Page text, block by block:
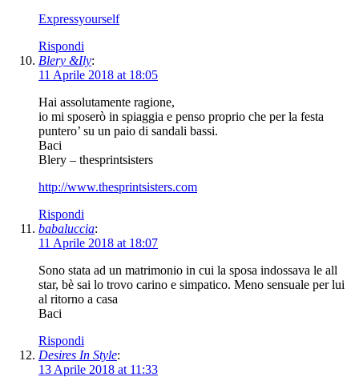
Expressyourself
Rispondi
Blery &Ily:
11 Aprile 2018 at 18:05
Hai assolutamente ragione,
io mi sposerò in spiaggia e penso proprio che per la festa
puntero’ su un paio di sandali bassi.
Baci
Blery – thesprintsisters
http://www.thesprintsisters.com
Rispondi
babaluccia:
11 Aprile 2018 at 18:07
Sono stata ad un matrimonio in cui la sposa indossava le all
star, bè sai lo trovo carino e simpatico. Meno sensuale per lui
al ritorno a casa
Baci
Rispondi
Desires In Style:
13 Aprile 2018 at 11:33